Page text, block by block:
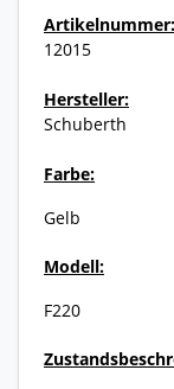
Artikelnummer:
12015
Hersteller:
Schuberth
Farbe:
Gelb
Modell:
F220